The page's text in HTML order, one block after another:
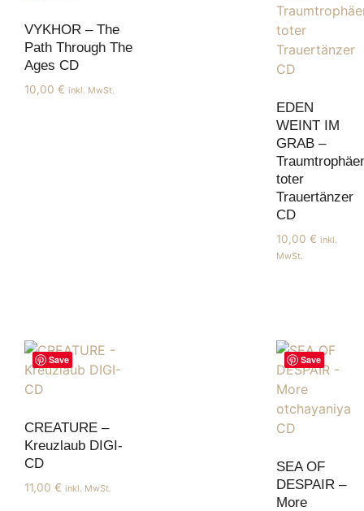
VYKHOR – The
Path Through The
Ages CD
10,00 € inkl. MwSt.
EDEN
WEINT IM
GRAB –
toter
Trauertänzer
CD
10,00 € inkl.
MwSt.
Save
CREATURE –
Kreuzlaub DIGI-
CD
11,00 € inkl. MwSt.
Save
SEA OF
DESPAIR –
More